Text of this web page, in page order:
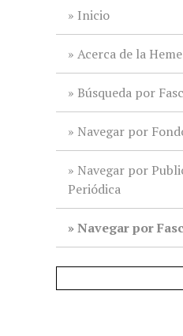
Inicio
Acerca de la
Búsqueda por
Navegar por
Navegar por
Periódica
Navegar por